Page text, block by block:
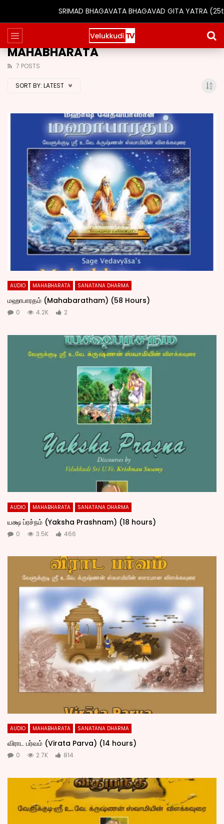
SRIMAD BHAGAVATA BHAGAVAD GITA YATRA
MAHABHARATA
7 POSTS
SORT BY: LATEST
AUDIO MAHABHARATA SANATANA DHARMA
மஹாபாரதம் (Mahabaratham) (58 Hours)
0 4.2K 2
AUDIO MAHABHARATA SANATANA DHARMA
யக்ஷ ப்ரச்நம் (Yaksha Prashnam) (18 hours)
0 3.5K 466
AUDIO MAHABHARATA SANATANA DHARMA
விராட பர்வம் (Virata Parva) (14 hours)
0 2.7K 814